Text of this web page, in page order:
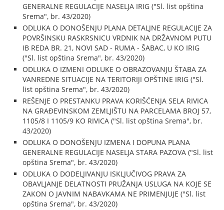
GENERALNE REGULACIJE NASELJA IRIG ("Sl. list opština
Srema", br. 43/2020)
ODLUKA O DONOŠENJU PLANA DETALJNE REGULACIJE ZA
POVRŠINSKU RASKRSNICU VRDNIK NA DRŽAVNOM PUTU
IB REDA BR. 21, NOVI SAD - RUMA - ŠABAC, U KO IRIG
("Sl. list opština Srema", br. 43/2020)
ODLUKA O IZMENI ODLUKE O OBRAZOVANJU ŠTABA ZA
VANREDNE SITUACIJE NA TERITORIJI OPŠTINE IRIG ("Sl.
list opština Srema", br. 43/2020)
REŠENJE O PRESTANKU PRAVA KORIŠĆENJA SELA RIVICA
NA GRAĐEVINSKOM ZEMLJIŠTU NA PARCELAMA BROJ 57,
1105/8 I 1105/9 KO RIVICA ("Sl. list opština Srema", br.
43/2020)
ODLUKA O DONOŠENJU IZMENA I DOPUNA PLANA
GENERALNE REGULACIJE NASELJA STARA PAZOVA ("Sl. list
opština Srema", br. 43/2020)
ODLUKA O DODELJIVANJU ISKLJUČIVOG PRAVA ZA
OBAVLJANJE DELATNOSTI PRUŽANJA USLUGA NA KOJE SE
ZAKON O JAVNIM NABAVKAMA NE PRIMENJUJE ("Sl. list
opština Srema", br. 43/2020)